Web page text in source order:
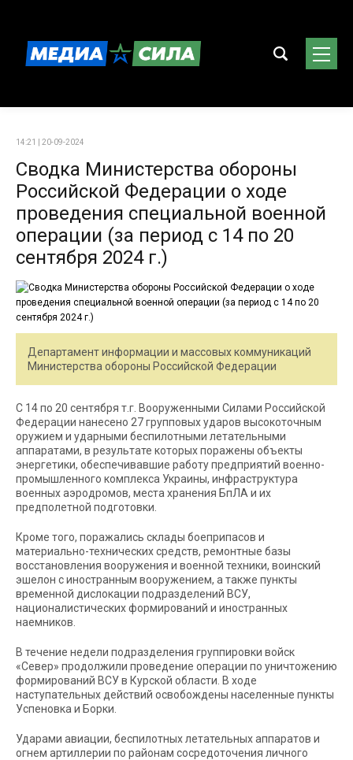
14:21 | 20-09-2024
Сводка Министерства обороны
Российской Федерации о ходе
проведения специальной военной
операции (за период с 14 по 20
сентября 2024 г.)
Департамент информации и массовых коммуникаций
Министерства обороны Российской Федерации
С 14 по 20 сентября т.г. Вооруженными Силами Российской
Федерации нанесено 27 групповых ударов высокоточным
оружием и ударными беспилотными летательными
аппаратами, в результате которых поражены объекты
энергетики, обеспечивавшие работу предприятий военно-
промышленного комплекса Украины, инфраструктура
военных аэродромов, места хранения БпЛА и их
предполетной подготовки.
Кроме того, поражались склады боеприпасов и
материально-технических средств, ремонтные базы
восстановления вооружения и военной техники, воинский
эшелон с иностранным вооружением, а также пункты
временной дислокации подразделений ВСУ,
националистических формирований и иностранных
наемников.
В течение недели подразделения группировки войск
«Север» продолжили проведение операции по уничтожению
формирований ВСУ в Курской области. В ходе
наступательных действий освобождены населенные пункты
Успеновка и Борки.
Ударами авиации, беспилотных летательных аппаратов и
огнем артиллерии по районам сосредоточения личного